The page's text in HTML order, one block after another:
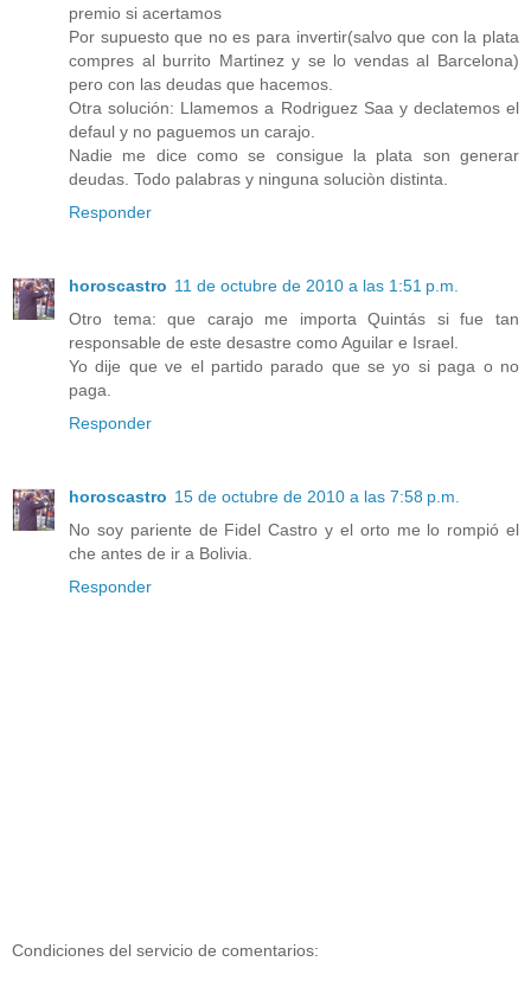
premio si acertamos
Por supuesto que no es para invertir(salvo que con la plata
compres al burrito Martinez y se lo vendas al Barcelona)
pero con las deudas que hacemos.
Otra solución: Llamemos a Rodriguez Saa y declatemos el
defaul y no paguemos un carajo.
Nadie me dice como se consigue la plata son generar
deudas. Todo palabras y ninguna soluciòn distinta.
Responder
horoscastro 11 de octubre de 2010 a las 1:51 p.m.
Otro tema: que carajo me importa Quintás si fue tan
responsable de este desastre como Aguilar e Israel.
Yo dije que ve el partido parado que se yo si paga o no
paga.
Responder
horoscastro 15 de octubre de 2010 a las 7:58 p.m.
No soy pariente de Fidel Castro y el orto me lo rompió el
che antes de ir a Bolivia.
Responder
Condiciones del servicio de comentarios: